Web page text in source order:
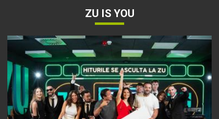
Bătălie strânsă la Hitul Monstru Al
Verii: Cabron versus Faydee
21 Iulie
Dă volumul mai tare! Cabron vine
cu Hitul Monstru al Verii
ZU IS YOU